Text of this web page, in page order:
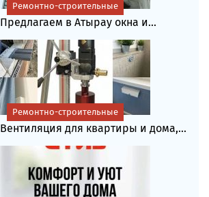
Предлагаем в Атырау окна и...
Ремонтно-строительные
Вентиляция для квартиры и дома,...
Ремонтно-строительные